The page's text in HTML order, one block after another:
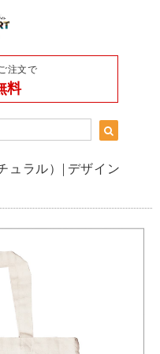
注文で
料
ュラル）| デザイン